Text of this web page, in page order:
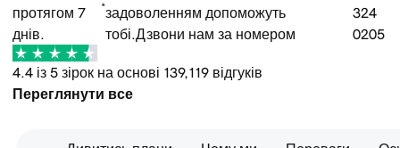
протягом 7
днів.
*задоволенням допоможуть
тобі. Дзвони нам за номером
324
0205
4.4 із 5 зірок на основі 139,119 відгуків
Переглянути все